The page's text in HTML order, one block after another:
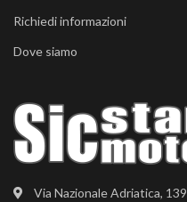
Via Nazionale Adriatica, 139
Richiedi informazioni
Dove siamo